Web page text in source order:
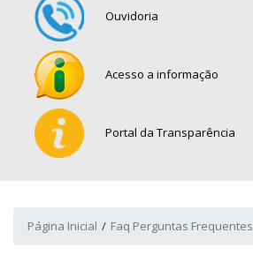
Ouvidoria
Acesso a informação
Portal da Transparência
Página Inicial Faq Perguntas Frequentes